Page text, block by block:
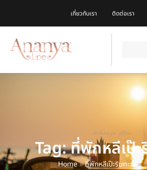
เกี่ยวกับเรา ติดต่อเรา
Ananya Lipe
Tag: ที่พักหลีเป๊ะ
Home»ที่พักหลีเป๊ะริมทะเล »